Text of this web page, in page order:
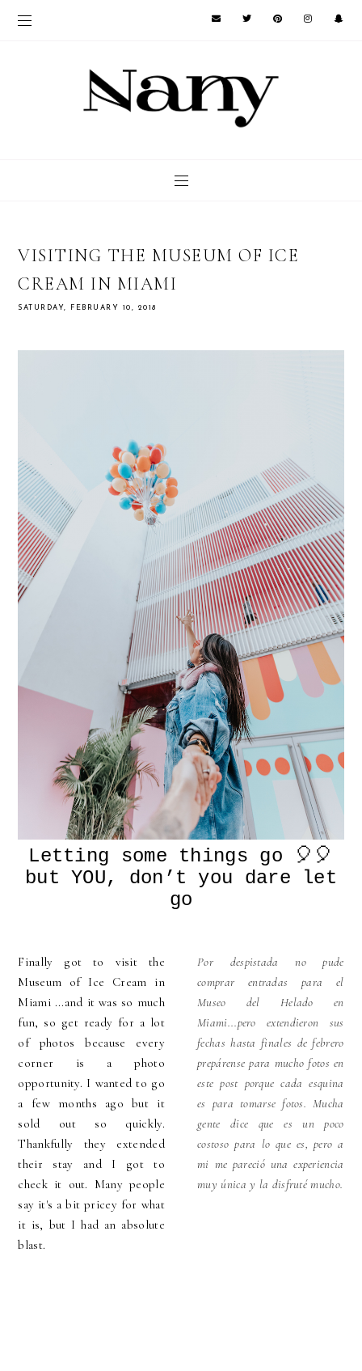
VISITING THE MUSEUM OF ICE
CREAM IN MIAMI
SATURDAY, FEBRUARY 10, 2018
Letting some things go 🎈🎈
but YOU, don’t you dare let
go
Finally got to visit the
Museum of Ice Cream in
Miami ...and it was so much
fun, so get ready for a lot
of photos because every
corner is a photo
opportunity. I wanted to go
a few months ago but it
sold out so quickly.
Thankfully they extended
their stay and I got to
check it out. Many people
say it's a bit pricey for what
it is, but I had an absolute
blast.
Por despistada no pude
comprar entradas para el
Museo del Helado en
Miami...pero extendieron sus
fechas hasta finales de febrero
prepárense para mucho fotos en
este post porque cada esquina
es para tomarse fotos. Mucha
gente dice que es un poco
costoso para lo que es, pero a
mi me pareció una experiencia
muy única y la disfruté mucho.